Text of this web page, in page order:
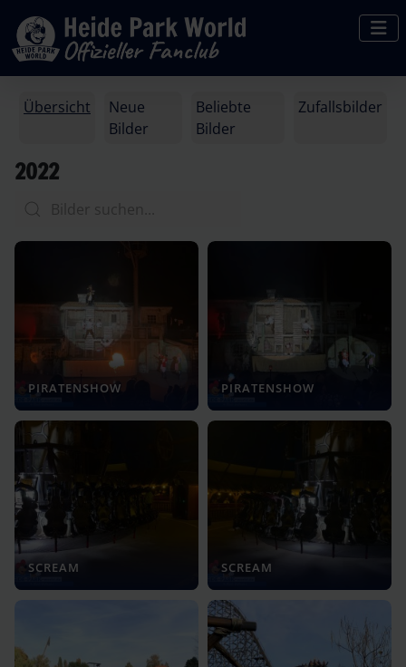
Übersicht
Neue
Bilder
Beliebte
Bilder
Zufallsbilder
2022
PIRATENSHOW PIRATENSHOW
SCREAM SCREAM